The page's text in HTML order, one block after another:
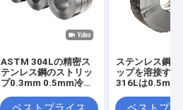
ASTM 304Lの精密ス
テンレス鋼のストリッ
プ0.3mm 0.5mm冷間
ステンレス鋼の
ップを溶接す
316Lは0.5mm